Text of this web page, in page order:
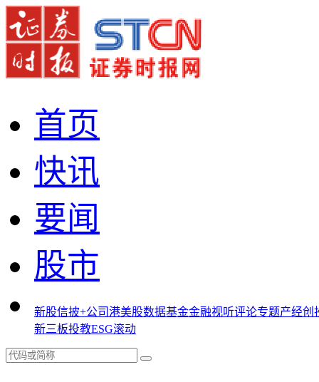
首页
快讯
要闻
股市
新股信披+公司港美股数据基金金融视听评论专题产经创
新三板投教ESG滚动